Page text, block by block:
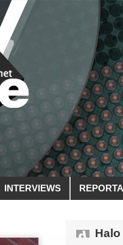
INTERVIEWS